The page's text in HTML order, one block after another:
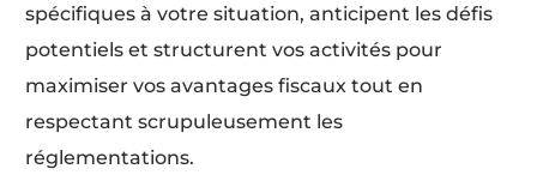
spécifiques à votre situation, anticipent les défis
potentiels et structurent vos activités pour
maximiser vos avantages fiscaux tout en
respectant scrupuleusement les
réglementations.